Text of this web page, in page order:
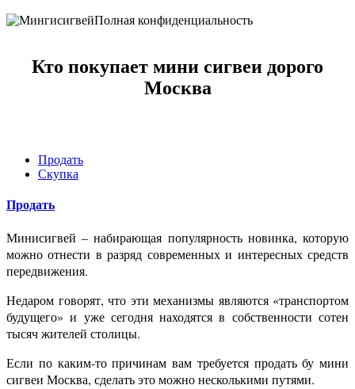
Полная конфиденциальность
Кто покупает мини сигвеи дорого
Москва
Продать
Скупка
Продать
Минисигвей – набирающая популярность новинка, которую
можно отнести в разряд современных и интересных средств
передвижения.
Недаром говорят, что эти механизмы являются «транспортом
будущего» и уже сегодня находятся в собственности сотен
тысяч жителей столицы.
Если по каким-то причинам вам требуется продать бу мини
сигвеи Москва, сделать это можно несколькими путями.